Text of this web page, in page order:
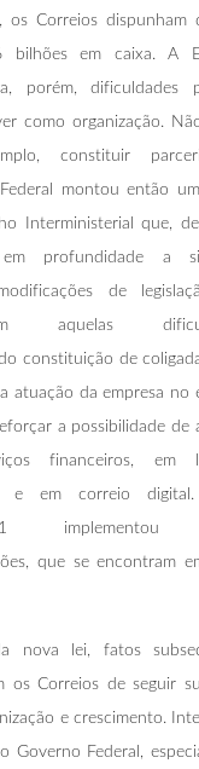
os Correios dispunham
em caixa. A
porém, dificuldades
como organização.
constituir
montou então
Interministerial que,
profundidade a
de
aquelas
constituição de
atuação da empresa no
a possibilidade de
financeiros, em
e em correio
11 implementou
que se encontram
nova lei, fatos
os Correios de seguir
e crescimento.
Governo Federal,